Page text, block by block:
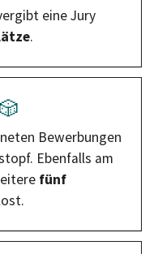
eine Jury
.
Bewerbungen
Ebenfalls am
fünf